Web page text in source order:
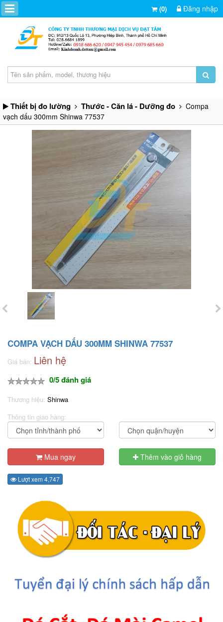
(0) Đăng nhập
Thiết bị đo lường Thước - Căn lá - Dưỡng đo
Compa
vạch dấu 300mm Shinwa 77537
COMPA VẠCH DẤU 300MM SHINWA 77537
Giá bán: Liên hệ
0/5 đánh giá
Thương hiệu: Shinwa
Thông tin giao hàng:
Mua ngay Thêm vào giỏ hàng
Lượt xem 4,747